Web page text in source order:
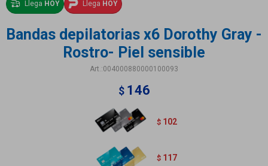
Llega HOY Llega HOY
Bandas depilatorias x6 Dorothy Gray -
Rostro- Piel sensible
004000880000100093
$ 146
$ 102
$ 117